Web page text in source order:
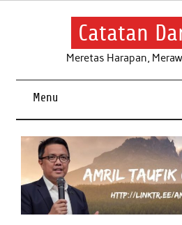
Skip
Catatan
Meretas Harapan,
Menu